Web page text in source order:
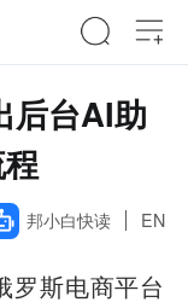
台AI助
邦小白快读 EN
罗斯电商平台